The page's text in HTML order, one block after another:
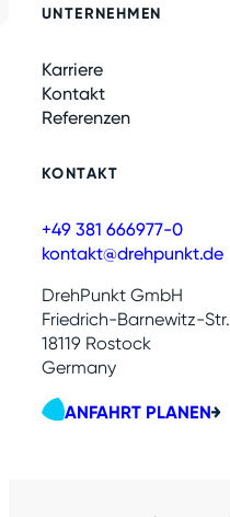
UNTERNEHMEN
Karriere
Kontakt
Referenzen
KONTAKT
+49 381 666977-0
kontakt@drehpunkt.de
DrehPunkt GmbH
Friedrich-Barnewitz-
18119 Rostock
Germany
ANFAHRT PLANEN